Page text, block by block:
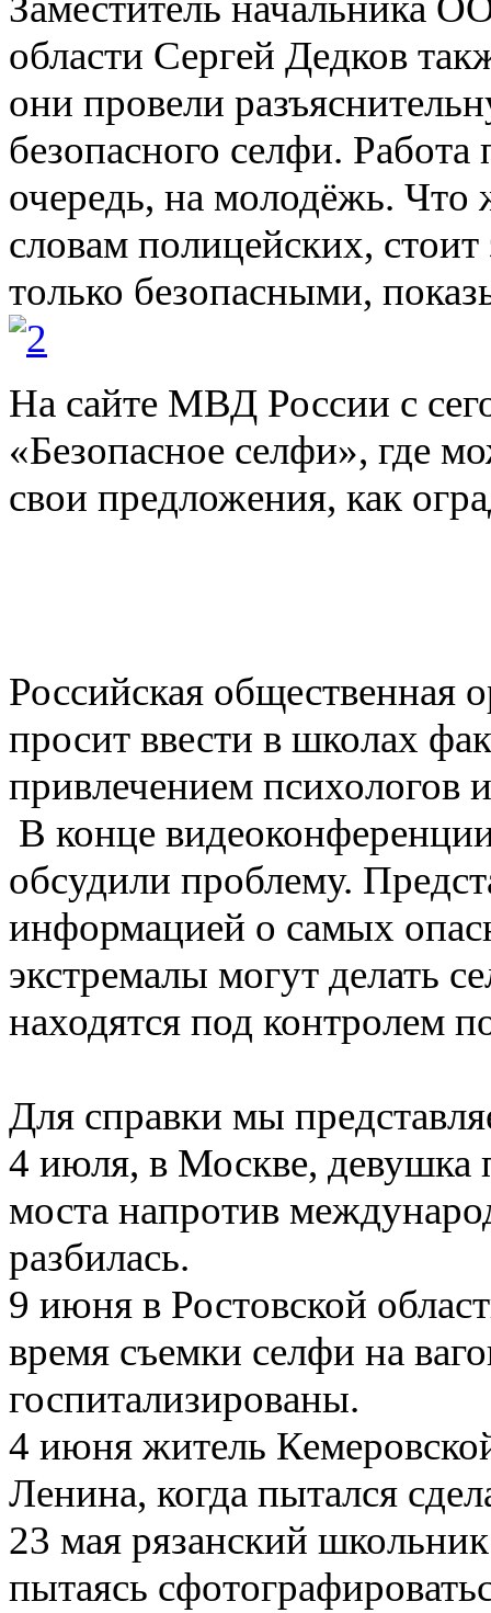
области Сергей Дедков
они провели
безопасного селфи.
очередь, на молодёжь. Что
словам полицейских,
только безопасными,
На сайте МВД России с
«Безопасное селфи», где
свои предложения, как
Российская общественная
просит ввести в школах
привлечением психологов
В конце
обсудили проблему.
информацией о самых
экстремалы могут делать
находятся под контролем
Для справки мы
4 июля, в Москве, девушка
моста напротив
разбилась.
9 июня в Ростовской
время съемки селфи на
госпитализированы.
4 июня житель
Ленина, когда пытался
23 мая рязанский
пытаясь